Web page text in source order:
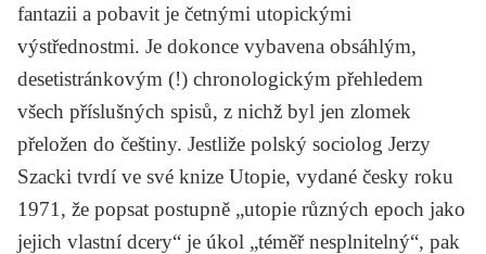
fantazii a pobavit je četnými utopickými
výstřednostmi. Je dokonce vybavena obsáhlým,
desetistránkovým (!) chronologickým přehledem
všech příslušných spisů, z nichž byl jen zlomek
přeložen do češtiny. Jestliže polský sociolog Jerzy
Szacki tvrdí ve své knize Utopie, vydané česky roku
1971, že popsat postupně „utopie různých epoch jako
jejich vlastní dcery“ je úkol „téměř nesplnitelný“, pak